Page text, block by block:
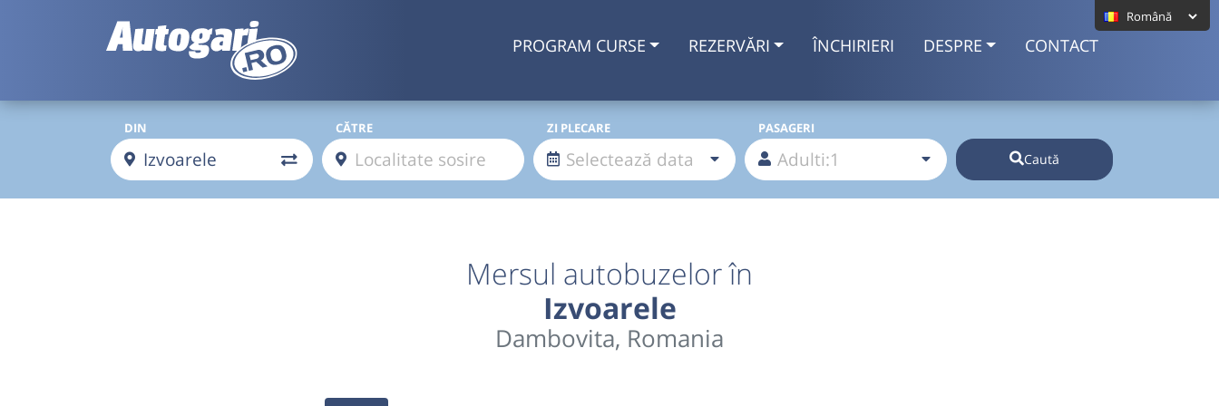
PROGRAM CURSE REZERVĂRI ÎNCHIRIERI DESPRE CONTACT
DIN CĂTRE ZI PLECARE PASAGERI
Caută
Mersul autobuzelor în
Izvoarele
Dambovita, Romania